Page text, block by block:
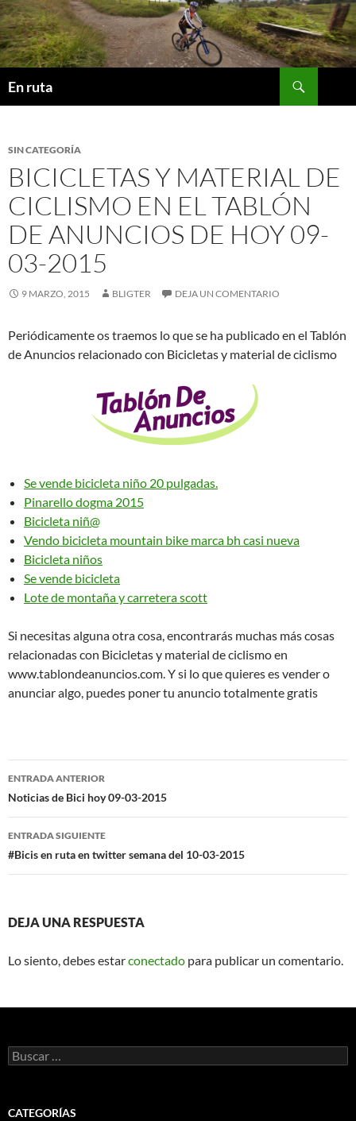
Saltar
al
contenido
En ruta
SIN CATEGORÍA
BICICLETAS Y MATERIAL DE
CICLISMO EN EL TABLÓN
DE ANUNCIOS DE HOY 09-
03-2015
9 MARZO, 2015 BLIGTER DEJA UN COMENTARIO
Periódicamente os traemos lo que se ha publicado en el Tablón
de Anuncios relacionado con Bicicletas y material de ciclismo
Se vende bicicleta niño 20 pulgadas.
Pinarello dogma 2015
Bicicleta niñ@
Vendo bicicleta mountain bike marca bh casi nueva
Bicicleta niños
Se vende bicicleta
Lote de montaña y carretera scott
Si necesitas alguna otra cosa, encontrarás muchas más cosas
relacionadas con Bicicletas y material de ciclismo en
www.tablondeanuncios.com. Y si lo que quieres es vender o
anunciar algo, puedes poner tu anuncio totalmente gratis
Navegación
de
entradas
ENTRADA ANTERIOR
Noticias de Bici hoy 09-03-2015
ENTRADA SIGUIENTE
#Bicis en ruta en twitter semana del 10-03-2015
DEJA UNA RESPUESTA
Lo siento, debes estarconectado para publicar un comentario.
Buscar:
CATEGORÍAS